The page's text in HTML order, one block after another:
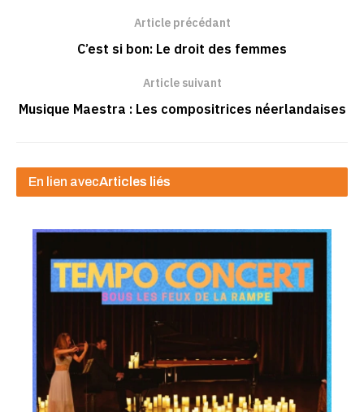
Article précédant
C’est si bon: Le droit des femmes
Article suivant
Musique Maestra : Les compositrices néerlandaises
En lien avecArticles liés